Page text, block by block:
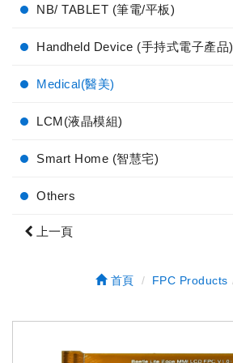
NB/ TABLET (筆電/平板)
Handheld Device (手持式電子產品)
Medical(醫美)
LCM(液晶模組)
Smart Home (智慧宅)
Others
上一頁
首頁 FPC Products